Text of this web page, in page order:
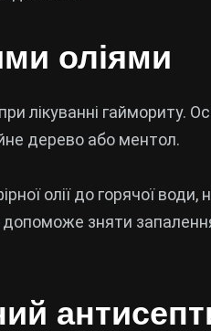
оліями
гаймориту.
дерево або ментол.
олії до горячої
зняти запалення